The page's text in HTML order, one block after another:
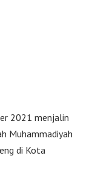
2021 menjalin
Muhammadiyah
di Kota